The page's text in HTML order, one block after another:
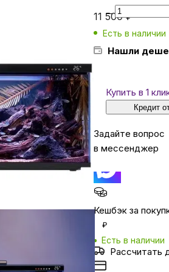
ТВ и проекторы
Красота и здоровье
Сумки и чемоданы
Для дома и дачи
LEGO
Для домашних питомцев
11 500₽
Есть в наличии
Нашли
Купить в 1
Кредит
Задайте вопрос
в мессенджер
Кешбэк за
₽
Есть в наличии
Рассчитать